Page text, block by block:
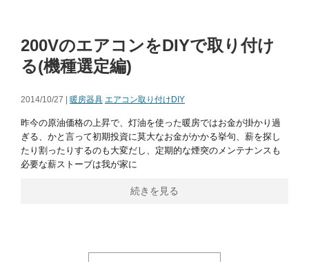
200VのエアコンをDIYで取り付け
る(機種選定編)
2014/10/27 | 暖房器具 エアコン取り付けDIY
昨今の原油価格の上昇で、灯油を使った暖房ではお金が掛かり過
ぎる、かと言って初期投資に莫大なお金がかかる挙句、薪を探し
たり割ったりするのも大変だし、定期的な煙突のメンテナンスも
必要な薪ストーブは我が家に
続きを見る